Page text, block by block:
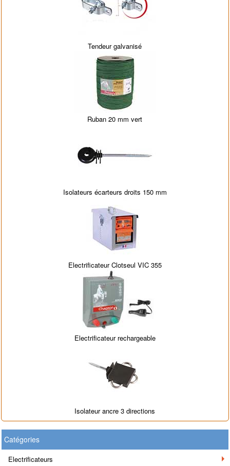
Tendeur galvanisé
Ruban 20 mm vert
Isolateurs écarteurs droits 150 mm
Electrificateur Clotseul VIC 355
Electrificateur rechargeable
Isolateur ancre 3 directions
Catégories
Electrificateurs